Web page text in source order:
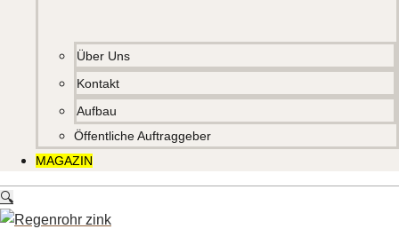
Über Uns
Kontakt
Aufbau
Öffentliche Auftraggeber
MAGAZIN
🔍